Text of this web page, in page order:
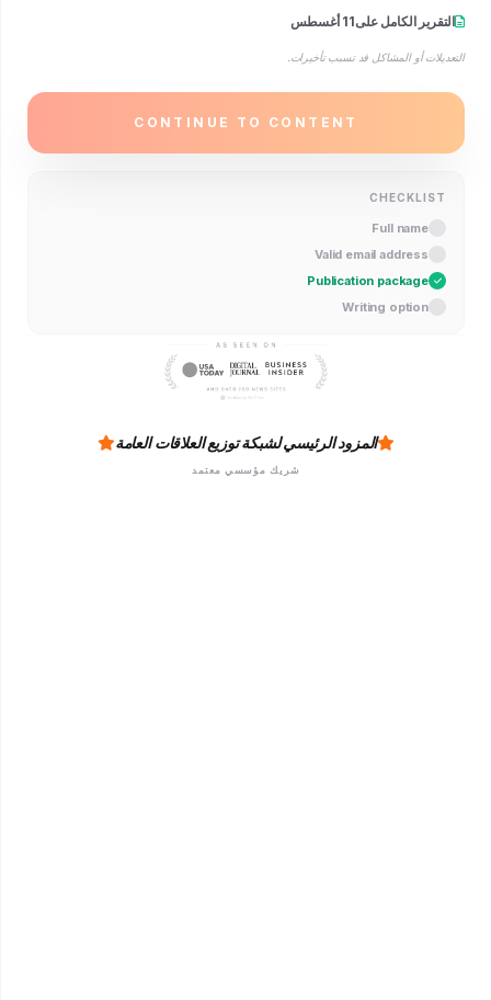
الكامل على11 أغسطس
أو المشاكل قد تسبب تأخيرات.
CONTINUE TO CONTENT
Valid email address
Publication package
Writing option
المزود الرئيسي لشبكة توزيع العلاقات العامة
شريك مؤسسي معتمد